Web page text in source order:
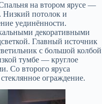
на втором ярусе —
Низкий потолок и
уединённости.
декоративными
Главный источник
с большой колбой
тумбе — круглое
Со второго яруса
ограждение.